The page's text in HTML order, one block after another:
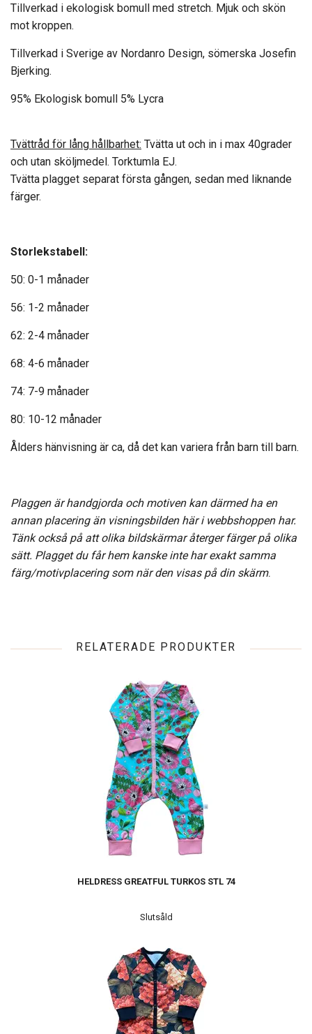
Tillverkad i ekologisk bomull med stretch. Mjuk och skön
mot kroppen.
Tillverkad i Sverige av Nordanro Design, sömerska Josefin
Bjerking.
95% Ekologisk bomull 5% Lycra
Tvättråd för lång hållbarhet: Tvätta ut och in i max 40grader
och utan sköljmedel. Torktumla EJ.
Tvätta plagget separat första gången, sedan med liknande
färger.
Storlekstabell:
50: 0-1 månader
56: 1-2 månader
62: 2-4 månader
68: 4-6 månader
74: 7-9 månader
80: 10-12 månader
Ålders hänvisning är ca, då det kan variera från barn till barn.
Plaggen är handgjorda och motiven kan därmed ha en
annan placering än visningsbilden här i webbshoppen har.
Tänk också på att olika bildskärmar återger färger på olika
sätt. Plagget du får hem kanske inte har exakt samma
färg/motivplacering som när den visas på din skärm.
RELATERADE PRODUKTER
HELDRESS GREATFUL TURKOS STL 74
Slutsåld